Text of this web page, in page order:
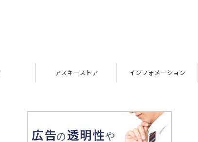
アスキーストア インフォメーション